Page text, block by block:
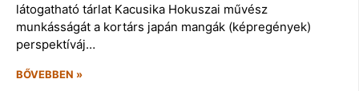
látogatható tárlat Kacusika Hokuszai művész
munkásságát a kortárs japán mangák (képregények)
perspektíváj…
BŐVEBBEN »